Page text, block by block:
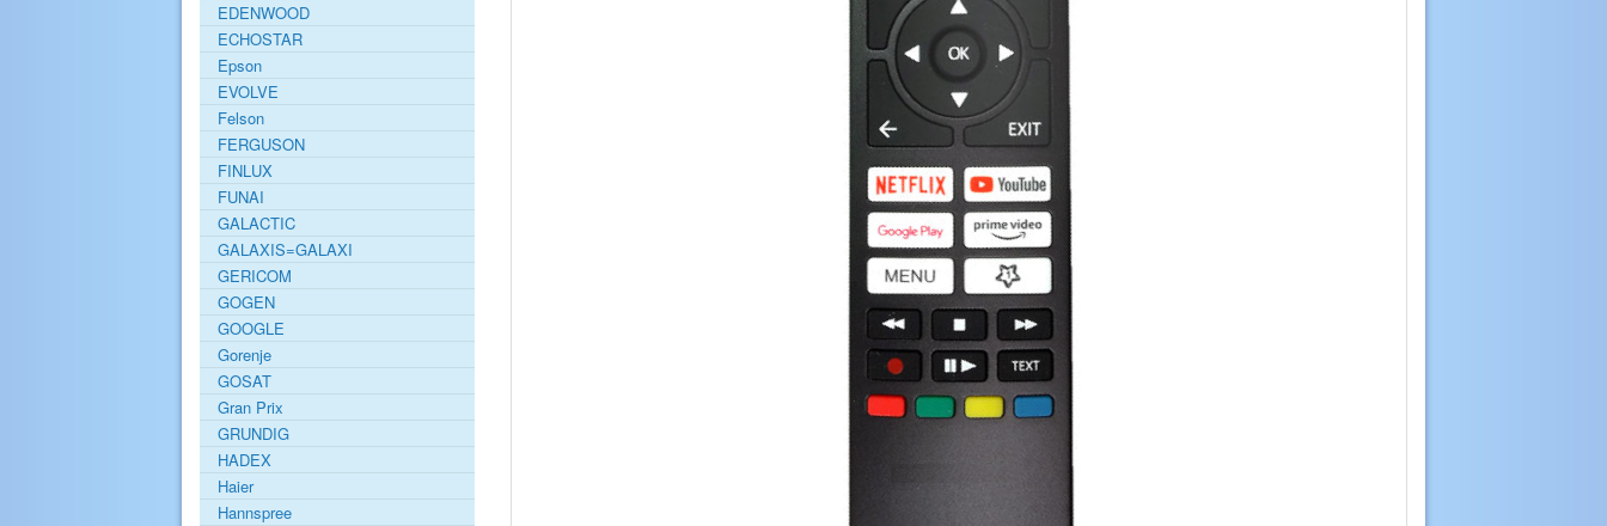
EDENWOOD
ECHOSTAR
Epson
EVOLVE
Felson
FERGUSON
FINLUX
FUNAI
GALACTIC
GALAXIS=GALAXI
GERICOM
GOGEN
GOOGLE
Gorenje
GOSAT
Gran Prix
GRUNDIG
HADEX
Haier
Hannspree